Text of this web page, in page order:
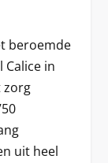
beroemde
in
zorg
uit heel